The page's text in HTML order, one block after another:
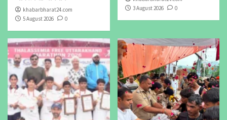
khabarbharat24.com
5 August 2026
0
3 August 2026
0